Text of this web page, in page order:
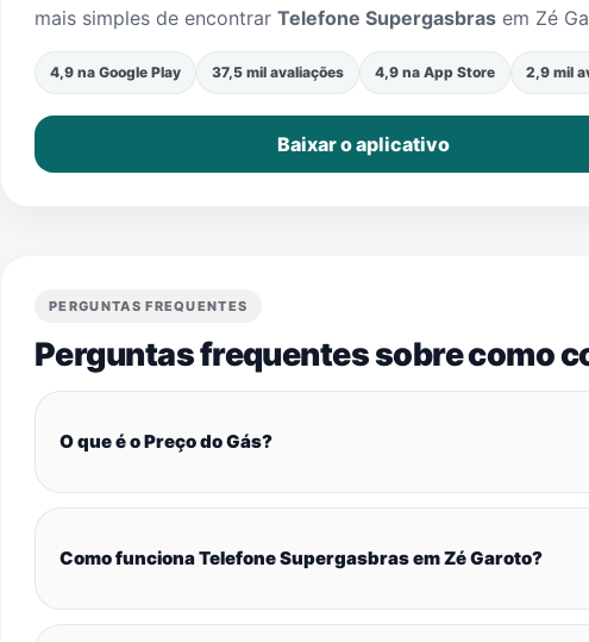
mais simples de encontrar Telefone Supergasbras em Zé
4,9 na Google Play 37,5 mil avaliações 4,9 na App Store 2,9 mil
Baixar o aplicativo
PERGUNTAS FREQUENTES
Perguntas frequentes sobre como
O que é o Preço do Gás?
Como funciona Telefone Supergasbras em Zé Garoto?